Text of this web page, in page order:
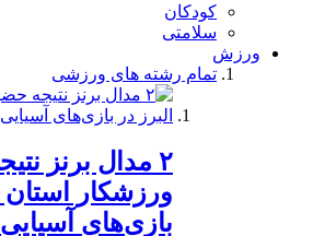
کودکان
سلامتی
ورزش
تمام رشته های ورزشی
ورزشکار استان
بازی‌های